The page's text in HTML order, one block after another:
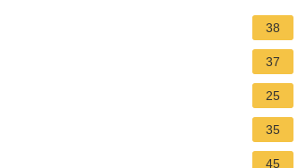
38
37
25
35
45